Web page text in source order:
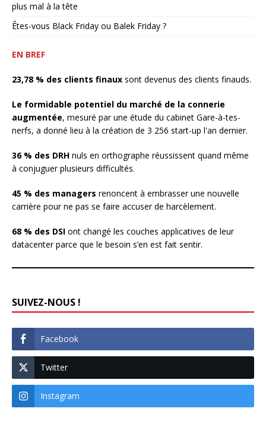
plus mal à la tête
Êtes-vous Black Friday ou Balek Friday ?
EN BREF
23,78 % des clients finaux sont devenus des clients finauds.
Le formidable potentiel du marché de la connerie
augmentée, mesuré par une étude du cabinet Gare-à-tes-
nerfs, a donné lieu à la création de 3 256 start-up l'an dernier.
36 % des DRH nuls en orthographe réussissent quand même
à conjuguer plusieurs difficultés.
45 % des managers renoncent à embrasser une nouvelle
carrière pour ne pas se faire accuser de harcèlement.
68 % des DSI ont changé les couches applicatives de leur
datacenter parce que le besoin s’en est fait sentir.
SUIVEZ-NOUS !
Facebook
Twitter
Instagram